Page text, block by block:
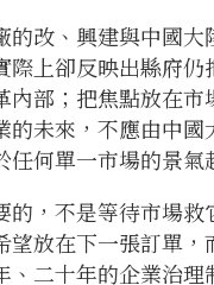
的改、興建與中國大
際上卻反映出縣府仍
內部；把焦點放在市
的未來，不應由中國
任何單一市場的景氣
的，不是等待市場救
望放在下一張訂單，
、二十年的企業治理